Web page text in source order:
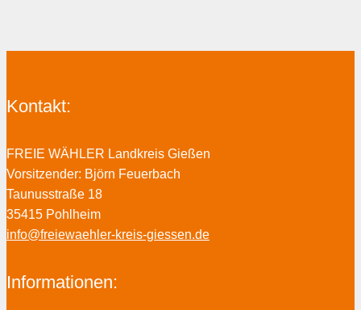
Kontakt:
FREIE WÄHLER Landkreis Gießen
Vorsitzender: Björn Feuerbach
Taunusstraße 18
35415 Pohlheim
info@freiewaehler-kreis-giessen.de
Informationen: